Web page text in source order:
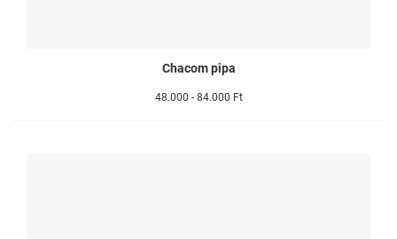
Chacom pipa
48.000 - 84.000 Ft